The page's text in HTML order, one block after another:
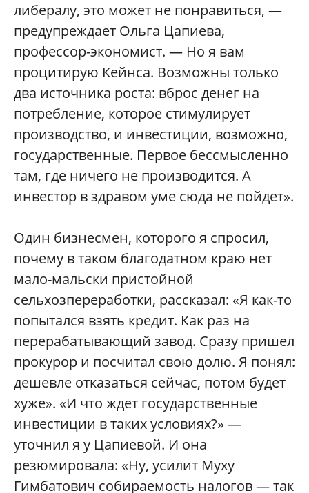
либералу, это может не понравиться, —
предупреждает Ольга Цапиева,
профессор-экономист. — Но я вам
процитирую Кейнса. Возможны только
два источника роста: вброс денег на
потребление, которое стимулирует
производство, и инвестиции, возможно,
государственные. Первое бессмысленно
там, где ничего не производится. А
инвестор в здравом уме сюда не пойдет».
Один бизнесмен, которого я спросил,
почему в таком благодатном краю нет
мало-мальски пристойной
сельхозпереработки, рассказал: «Я как-то
попытался взять кредит. Как раз на
перерабатывающий завод. Сразу пришел
прокурор и посчитал свою долю. Я понял:
дешевле отказаться сейчас, потом будет
хуже». «И что ждет государственные
инвестиции в таких условиях?» —
уточнил я у Цапиевой. И она
резюмировала: «Ну, усилит Муху
Гимбатович собираемость налогов — так